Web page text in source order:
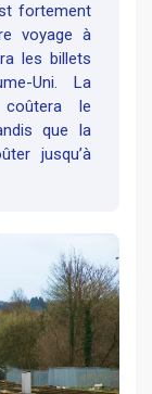
fortement
voyage à
les billets
Uni. La
le
que la
jusqu’à